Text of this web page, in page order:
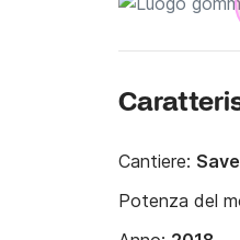
Cantiere:
Potenza del